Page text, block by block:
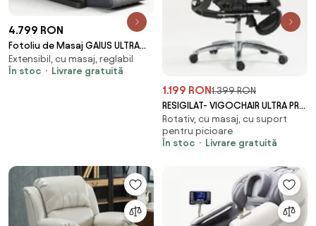
4.799 RON
Fotoliu de Masaj GAIUS ULTRA
PREMIUM – Tehnologie, Relaxare
și Eleganță - AI Voice, Incalzire,
Extensibil, cu masaj, reglabil
În stoc
Livrare gratuită
1.199 RON1.399 RON
RESIGILAT- VIGOCHAIR ULTRA PRO
ROLLER Scaun ergonomic,
spatar reglare verticala, suport
lombar cu masaj si incalzire,
suport picioare, Full Mesh,
Rotativ, cu masaj, cu suport
pentru picioare
În stoc
Livrare gratuită